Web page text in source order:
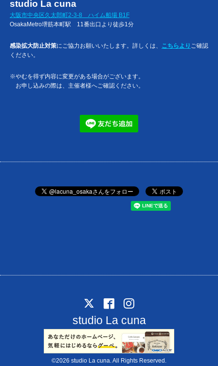
studio La cuna
大阪市中央区久太郎町2-3-8 ハイム船場 B1F
OsakaMetro堺筋本町駅 11番出口より徒歩1分
感染拡大防止対策にご協力お願いいたします。詳しくは、 こちらより ご確認
ください。
※やむを得ず内容に変更がある場合がございます。
お申し込みの際は、主催者様へご確認ください。
studio La cuna
©2026 studio La cuna. All Rights Reserved.